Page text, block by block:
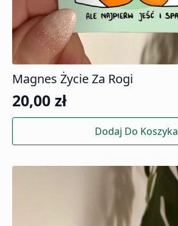
Magnes Życie Za Rogi
20,00 zł
Dodaj Do Koszyka